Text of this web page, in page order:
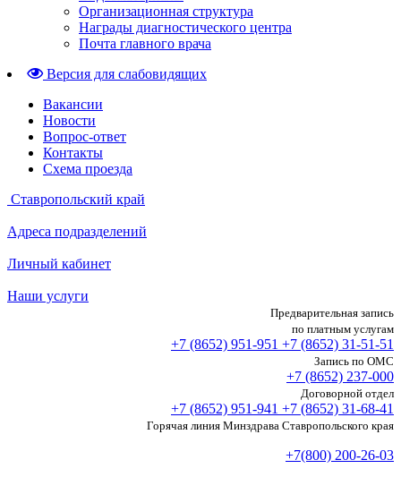
Организационная структура
Награды диагностического центра
Почта главного врача
Версия для слабовидящих
Вакансии
Новости
Вопрос-ответ
Контакты
Схема проезда
Ставропольский край
Адреса подразделений
Личный кабинет
Наши услуги
Предварительная запись
по платным услугам
+7 (8652) 951-951 +7 (8652) 31-51-51
Запись по ОМС
+7 (8652) 237-000
Договорной отдел
+7 (8652) 951-941 +7 (8652) 31-68-41
Горячая линия Минздрава Ставропольского края
+7(800) 200-26-03